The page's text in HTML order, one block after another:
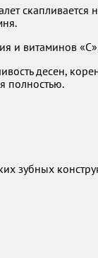
скапливается
и витаминов
десен,
полностью.
зубных